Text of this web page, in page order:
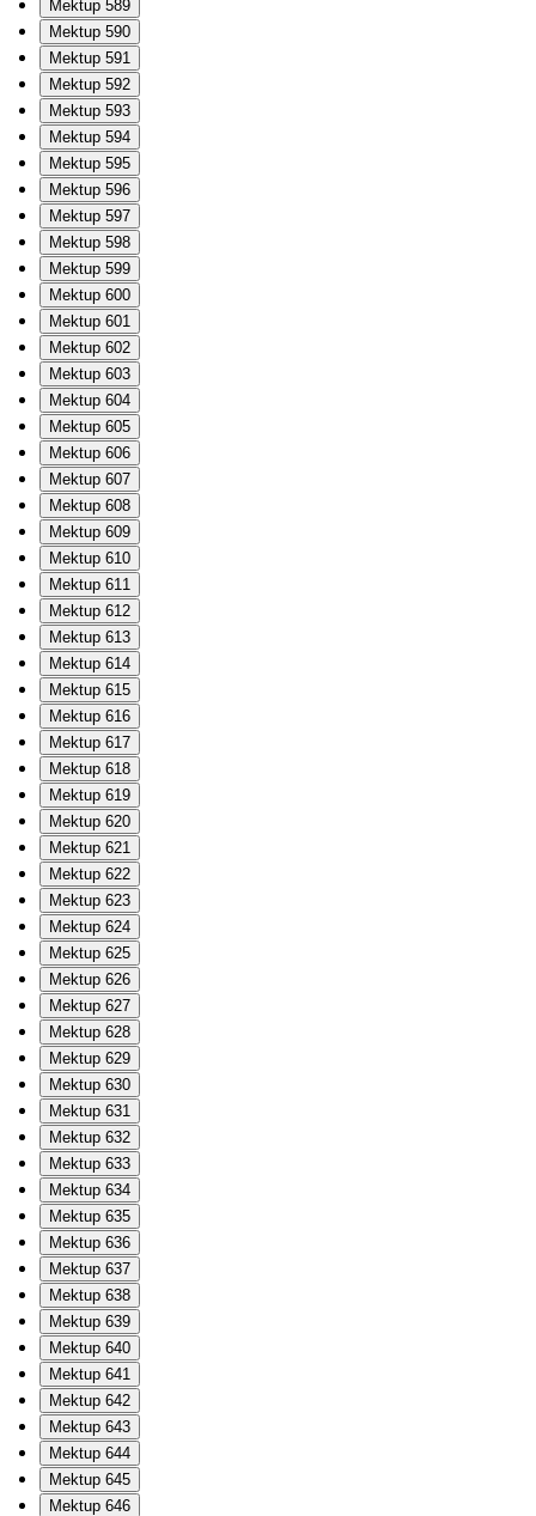
Mektup 589
Mektup 590
Mektup 591
Mektup 592
Mektup 593
Mektup 594
Mektup 595
Mektup 596
Mektup 597
Mektup 598
Mektup 599
Mektup 600
Mektup 601
Mektup 602
Mektup 603
Mektup 604
Mektup 605
Mektup 606
Mektup 607
Mektup 608
Mektup 609
Mektup 610
Mektup 611
Mektup 612
Mektup 613
Mektup 614
Mektup 615
Mektup 616
Mektup 617
Mektup 618
Mektup 619
Mektup 620
Mektup 621
Mektup 622
Mektup 623
Mektup 624
Mektup 625
Mektup 626
Mektup 627
Mektup 628
Mektup 629
Mektup 630
Mektup 631
Mektup 632
Mektup 633
Mektup 634
Mektup 635
Mektup 636
Mektup 637
Mektup 638
Mektup 639
Mektup 640
Mektup 641
Mektup 642
Mektup 643
Mektup 644
Mektup 645
Mektup 646